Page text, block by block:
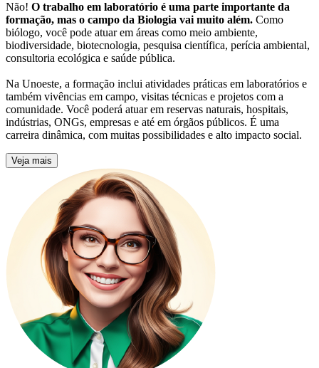
Não! O trabalho em laboratório é uma parte importante da
formação, mas o campo da Biologia vai muito além. Como
biólogo, você pode atuar em áreas como meio ambiente,
biodiversidade, biotecnologia, pesquisa científica, perícia ambiental,
consultoria ecológica e saúde pública.
Na Unoeste, a formação inclui atividades práticas em laboratórios e
também vivências em campo, visitas técnicas e projetos com a
comunidade. Você poderá atuar em reservas naturais, hospitais,
indústrias, ONGs, empresas e até em órgãos públicos. É uma
carreira dinâmica, com muitas possibilidades e alto impacto social.
Veja mais